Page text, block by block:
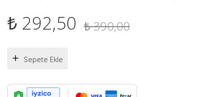
₺390,00Orijinal
₺ 292,50 Şu
Sepete Ekle